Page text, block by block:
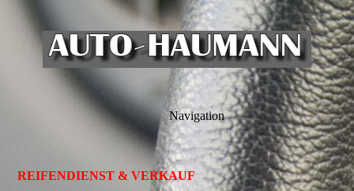
Navigation
REIFENDIENST & VERKAUF